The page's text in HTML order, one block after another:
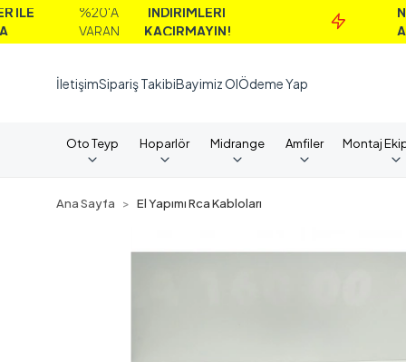
%20'A
İNDİRİMLERİ
KAÇIRMAYIN!
NAKİT
İletişimSipariş TakibiBayimiz OlÖdeme Yap
Oto Teyp Hoparlör Midrange Amfiler Montaj
Ana Sayfa El Yapımı Rca Kabloları